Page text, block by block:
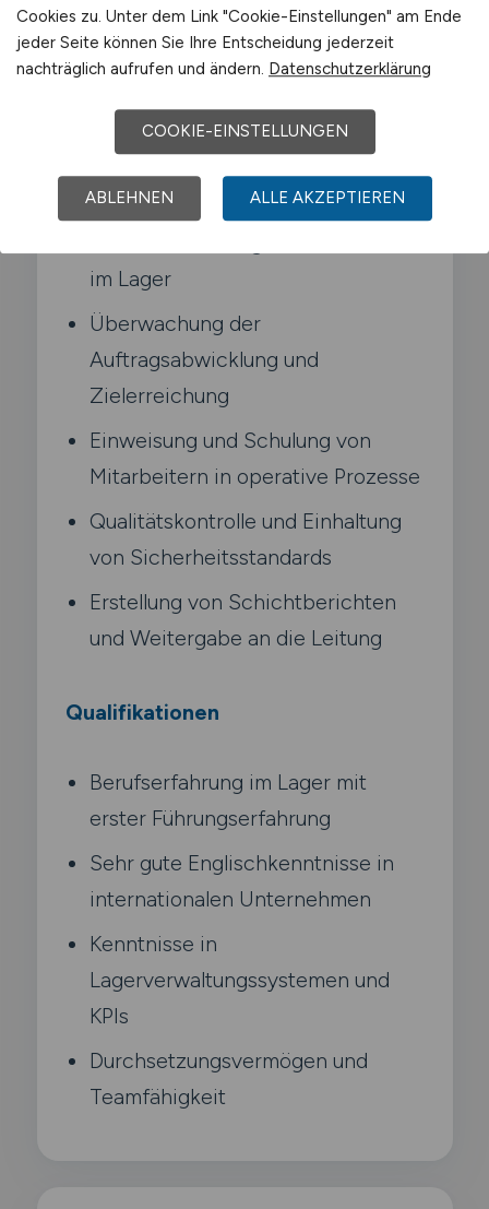
arbeitest eng mit dem Warehouse
Manager zusammen und vertrittst ihn bei
Typische Aufgaben in Melle
im Lager
Überwachung der
Auftragsabwicklung und
Zielerreichung
Einweisung und Schulung von
Mitarbeitern in operative Prozesse
Qualitätskontrolle und Einhaltung
von Sicherheitsstandards
Erstellung von Schichtberichten
und Weitergabe an die Leitung
Qualifikationen
Berufserfahrung im Lager mit
erster Führungserfahrung
Sehr gute Englischkenntnisse in
internationalen Unternehmen
Kenntnisse in
Lagerverwaltungssystemen und
KPIs
Durchsetzungsvermögen und
Teamfähigkeit
Cookies zu. Unter dem Link "Cookie-Einstellungen" am Ende
jeder Seite können Sie Ihre Entscheidung jederzeit
nachträglich aufrufen und ändern. Datenschutzerklärung
COOKIE-EINSTELLUNGEN
ABLEHNEN ALLE AKZEPTIEREN